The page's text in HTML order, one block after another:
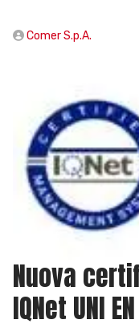
Comer S.p.A.
Nuova
IQNet UNI